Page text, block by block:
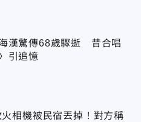
海漢驚傳68歲驟逝 昔合唱
引追憶
相機被民宿丟掉！對方稱